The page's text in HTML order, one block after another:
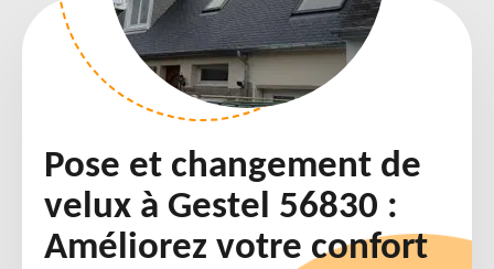
Pose et changement de
velux à Gestel 56830 :
Améliorez votre confort